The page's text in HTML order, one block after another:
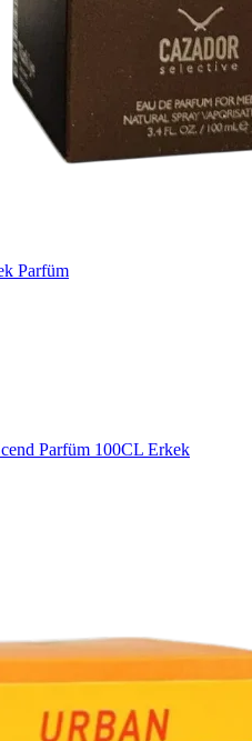
Parfüm
Parfüm 100CL Erkek